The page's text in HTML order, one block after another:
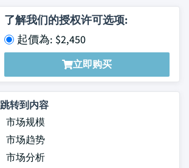
了解我们的授权许可选项:
起價為: $2,450
立即购买
跳转到内容
市场规模
市场趋势
市场分析